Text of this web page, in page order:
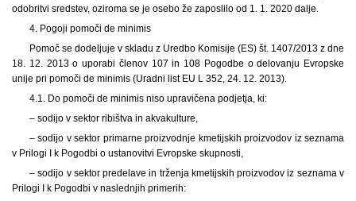
odobritvi sredstev, oziroma se je osebo že zaposlilo od 1. 1. 2020 dalje.
4. Pogoji pomoči de minimis
Pomoč se dodeljuje v skladu z Uredbo Komisije (ES) št. 1407/2013 z dne
18. 12. 2013 o uporabi členov 107 in 108 Pogodbe o delovanju Evropske
unije pri pomoči de minimis (Uradni list EU L 352, 24. 12. 2013).
4.1. Do pomoči de minimis niso upravičena podjetja, ki:
– sodijo v sektor ribištva in akvakulture,
– sodijo v sektor primarne proizvodnje kmetijskih proizvodov iz seznama
v Prilogi I k Pogodbi o ustanovitvi Evropske skupnosti,
– sodijo v sektor predelave in trženja kmetijskih proizvodov iz seznama v
Prilogi I k Pogodbi v naslednjih primerih: